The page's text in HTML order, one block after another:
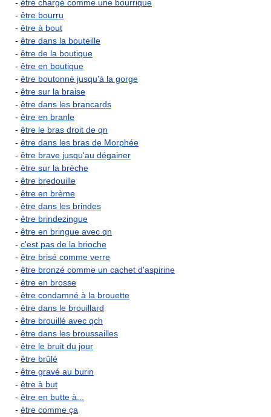
- être chargé comme une bourrique
- être bourru
- être à bout
- être dans la bouteille
- être de la boutique
- être en boutique
- être boutonné jusqu'à la gorge
- être sur la braise
- être dans les brancards
- être en branle
- être le bras droit de qn
- être dans les bras de Morphée
- être brave jusqu'au dégainer
- être sur la brèche
- être bredouille
- être en brème
- être dans les brindes
- être brindezingue
- être en bringue avec qn
- c'est pas de la brioche
- être brisé comme verre
- être bronzé comme un cachet d'aspirine
- être en brosse
- être condamné à la brouette
- être dans le brouillard
- être brouillé avec qch
- être dans les broussailles
- être le bruit du jour
- être brûlé
- être gravé au burin
- être à but
- être en butte à...
- être comme ça